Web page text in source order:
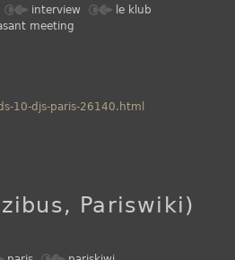
interview
le klub
meeting
10-djs-paris-26140.html
Pariswiki)